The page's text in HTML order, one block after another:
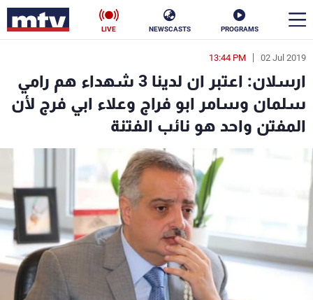
PROGRAMS
NEWSCASTS
LIVE
02 Jul 2019
13:44 PM
ارسلان: اعتبر ان لدينا 3 شهداء هم رامي
سلمان وسامر ابو فراج وعلاء ابي فرج لأن
المفتن واحد هو نائب الفتنة
en
الأخبار
سياسة ناس
فن
رياضة
كأس العالم